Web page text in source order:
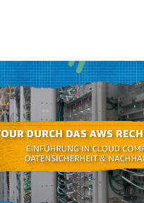
finde heraus was dich
zum